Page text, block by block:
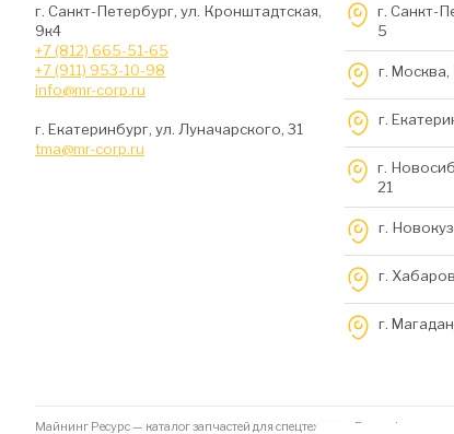
г. Санкт-Петербург, ул. Кронштадтская,
9к4
+7 (812) 665-51-65
+7 (911) 953-10-98
info@mr-corp.ru
г. Екатеринбург, ул. Луначарского, 31
tma@mr-corp.ru
г. Санкт-
5
г.
г.
г.
21
г.
г.
г.
Майнинг Ресурс — каталог запчастей для спецтехники. Вся